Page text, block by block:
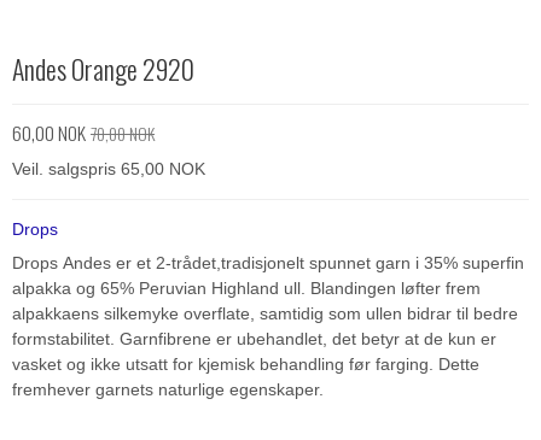
Andes Orange 2920
60,00 NOK70,00 NOK
Veil. salgspris 65,00 NOK
Drops
Drops Andes er et 2-trådet,tradisjonelt spunnet garn i 35% superfin
alpakka og 65% Peruvian Highland ull. Blandingen løfter frem
alpakkaens silkemyke overflate, samtidig som ullen bidrar til bedre
formstabilitet. Garnfibrene er ubehandlet, det betyr at de kun er
vasket og ikke utsatt for kjemisk behandling før farging. Dette
fremhever garnets naturlige egenskaper.